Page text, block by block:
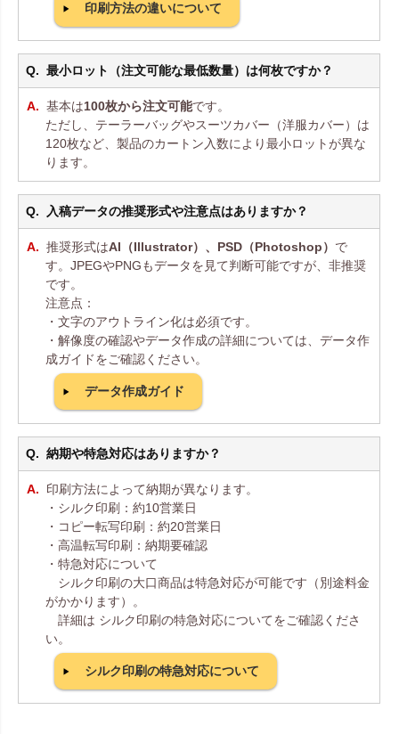
印刷方法の違いについて
最小ロット（注文可能な最低数量）は何枚ですか？
基本は100枚から注文可能です。
ただし、テーラーバッグやスーツカバー（洋服カバー）は
120枚など、製品のカートン入数により最小ロットが異な
ります。
入稿データの推奨形式や注意点はありますか？
推奨形式はAI（Illustrator）、PSD（Photoshop） で
す。JPEGやPNGもデータを見て判断可能ですが、非推奨
です。
注意点：
・文字のアウトライン化は必須です。
・解像度の確認やデータ作成の詳細については、データ作
成ガイドをご確認ください。
データ作成ガイド
納期や特急対応はありますか？
印刷方法によって納期が異なります。
・シルク印刷：約10営業日
・コピー転写印刷：約20営業日
・高温転写印刷：納期要確認
・特急対応について
シルク印刷の大口商品は特急対応が可能です（別途料金
がかかります）。
詳細は シルク印刷の特急対応についてをご確認くださ
い。
シルク印刷の特急対応について